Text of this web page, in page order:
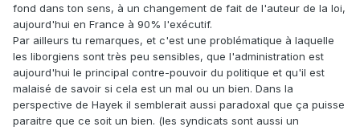
fond dans ton sens, à un changement de fait de l'auteur de la loi,
aujourd'hui en France à 90% l'exécutif.
Par ailleurs tu remarques, et c'est une problématique à laquelle
les liborgiens sont très peu sensibles, que l'administration est
aujourd'hui le principal contre-pouvoir du politique et qu'il est
malaisé de savoir si cela est un mal ou un bien. Dans la
perspective de Hayek il semblerait aussi paradoxal que ça puisse
paraitre que ce soit un bien. (les syndicats sont aussi un